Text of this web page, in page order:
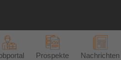
Prospekte Nachrichten